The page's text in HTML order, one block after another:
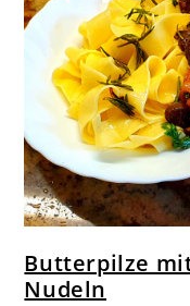
Butterpilze
Nudeln